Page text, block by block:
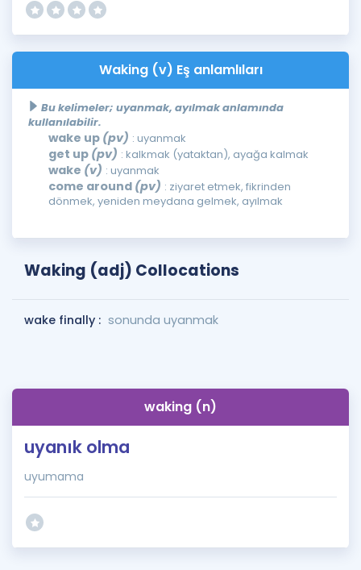
Waking (v) Eş anlamlıları
Bu kelimeler; uyanmak, ayılmak anlamında
kullanılabilir.
wake up (pv) : uyanmak
get up (pv) : kalkmak (yataktan), ayağa kalmak
wake (v) : uyanmak
come around (pv) : ziyaret etmek, fikrinden
dönmek, yeniden meydana gelmek, ayılmak
Waking (adj) Collocations
wake finally : sonunda uyanmak
waking (n)
uyanık olma
uyumama